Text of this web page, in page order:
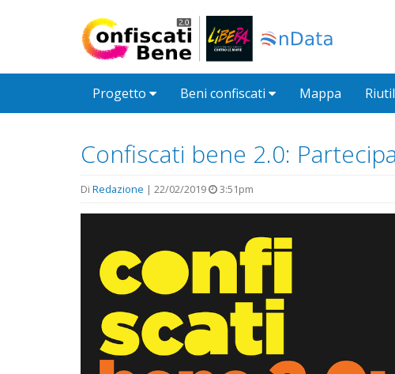
Progetto Beni confiscati Mappa
Confiscati bene 2.0:
Di Redazione | 22/02/2019 3:51pm